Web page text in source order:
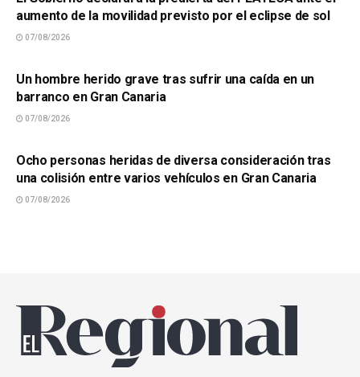
aumento de la movilidad previsto por el eclipse de sol
07/08/2026
Un hombre herido grave tras sufrir una caída en un
barranco en Gran Canaria
07/08/2026
Ocho personas heridas de diversa consideración tras
una colisión entre varios vehículos en Gran Canaria
07/08/2026